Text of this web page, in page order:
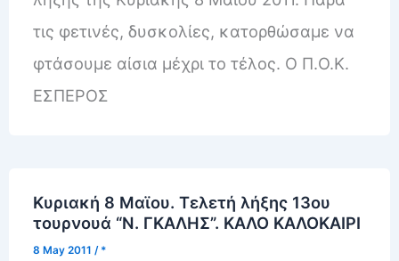
τις φετινές, δυσκολίες, κατορθώσαμε να
φτάσουμε αίσια μέχρι το τέλος. Ο Π.Ο.Κ.
ΕΣΠΕΡΟΣ
Κυριακή 8 Μαϊου. Τελετή λήξης 13ου
τουρνουά “Ν. ΓΚΑΛΗΣ”. ΚΑΛΟ ΚΑΛΟΚΑΙΡΙ
8 May 2011/ *